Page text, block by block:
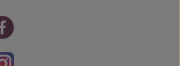
Lien externe vers https://